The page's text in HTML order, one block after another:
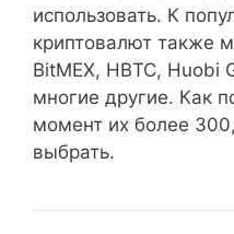
использовать. К
криптовалют также
BitMEX, HBTC, Huobi
многие другие. Как
момент их более
выбрать.